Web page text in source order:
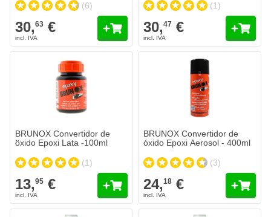
(6)
30,63 €
(1)
30,47 €
BRUNOX Convertidor de
öxido Epoxi Lata -100ml
(1)
13,95 €
BRUNOX Convertidor de
óxido Epoxi Aerosol - 400ml
(3)
24,18 €